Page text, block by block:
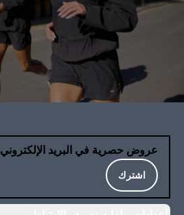
عروض حصرية في البريد الإلكتروني
اشترك